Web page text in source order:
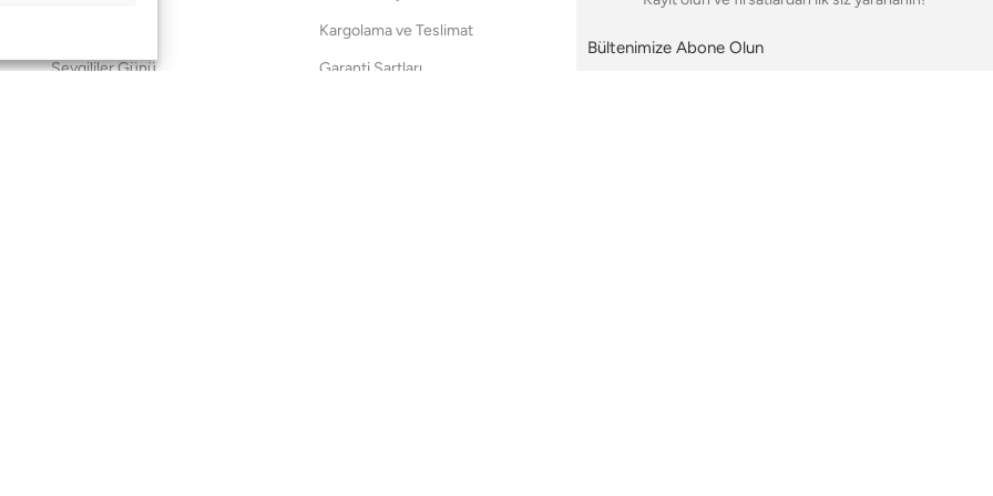
Sevgililer Günü
Kargolama ve Teslimat
Garanti Şartları
Bültenimize Abone Olun